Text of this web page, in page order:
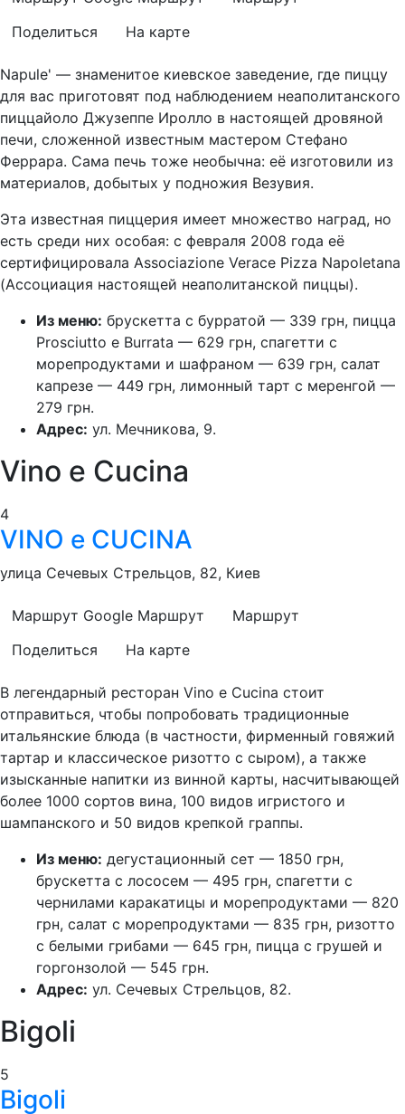
Поделиться
На карте
Napule' — знаменитое киевское заведение, где пиццу
для вас приготовят под наблюдением неаполитанского
пиццайоло Джузеппе Иролло в настоящей дровяной
печи, сложенной известным мастером Стефано
Феррара. Сама печь тоже необычна: её изготовили из
материалов, добытых у подножия Везувия.
Эта известная пиццерия имеет множество наград, но
есть среди них особая: с февраля 2008 года её
сертифицировала Associazione Verace Pizza Napoletana
(Ассоциация настоящей неаполитанской пиццы).
Из меню: брускетта с бурратой — 339 грн, пицца
Prosciutto e Burrata — 629 грн, спагетти с
морепродуктами и шафраном — 639 грн, салат
капрезе — 449 грн, лимонный тарт с меренгой —
279 грн.
Адрес: ул. Мечникова, 9.
Vino e Cucina
4
VINO e CUCINA
улица Сечевых Стрельцов, 82, Киев
Маршрут Google Маршрут
Маршрут
Поделиться
На карте
В легендарный ресторан Vino e Cucina стоит
отправиться, чтобы попробовать традиционные
итальянские блюда (в частности, фирменный говяжий
тартар и классическое ризотто с сыром), а также
изысканные напитки из винной карты, насчитывающей
более 1000 сортов вина, 100 видов игристого и
шампанского и 50 видов крепкой граппы.
Из меню: дегустационный сет — 1850 грн,
брускетта с лососем — 495 грн, спагетти с
чернилами каракатицы и морепродуктами — 820
грн, салат с морепродуктами — 835 грн, ризотто
с белыми грибами — 645 грн, пицца с грушей и
горгонзолой — 545 грн.
Адрес: ул. Сечевых Стрельцов, 82.
Bigoli
5
Bigoli